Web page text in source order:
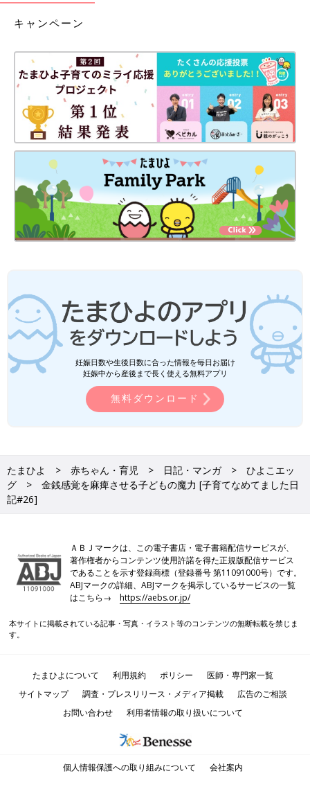
キャンペーン
妊娠日数や生後日数に合った情報を毎日お届け
妊娠中から産後まで長く使える無料アプリ
無料ダウンロード
たまひよ 赤ちゃん・育児 日記・マンガ
ひよこエッ
グ
金銭感覚を麻痺させる子どもの魔力 [子育てなめてました日
記#26]
ＡＢＪマークは、この電子書店・電子書籍配信サービスが、
著作権者からコンテンツ使用許諾を得た正規版配信サービス
であることを示す登録商標（登録番号 第11091000号）です。
ABJマークの詳細、ABJマークを掲示しているサービスの一覧
はこちら→https://aebs.or.jp/
本サイトに掲載されている記事・写真・イラスト等のコンテンツの無断転載を禁じま
す。
たまひよについて 利用規約 ポリシー
医師・専門家一覧
サイトマップ
調査・プレスリリース・メディア掲載
広告のご相談
お問い合わせ
利用者情報の取り扱いについて
個人情報保護への取り組みについて 会社案内